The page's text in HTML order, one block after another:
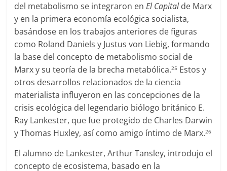
del metabolismo se integraron enEl Capitalde Marx
y en la primera economía ecológica socialista,
basándose en los trabajos anteriores de figuras
como Roland Daniels y Justus von Liebig, formando
la base del concepto de metabolismo social de
Marx y su teoría de la brecha metabólica.25 Estos y
otros desarrollos relacionados de la ciencia
materialista influyeron en las concepciones de la
crisis ecológica del legendario biólogo británico E.
Ray Lankester, que fue protegido de Charles Darwin
y Thomas Huxley, así como amigo íntimo de Marx.26
El alumno de Lankester, Arthur Tansley, introdujo el
concepto de ecosistema, basado en la